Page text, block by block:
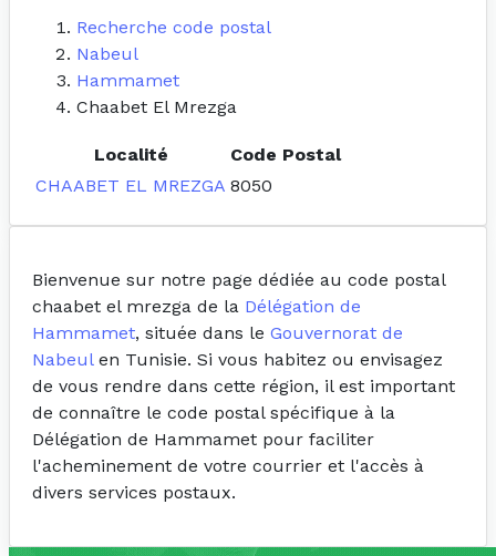
Recherche code postal
Nabeul
Hammamet
Chaabet El Mrezga
Localité
Code Postal
CHAABET EL MREZGA 8050
Bienvenue sur notre page dédiée au code postal
chaabet el mrezga de la Délégation de
Hammamet, située dans le Gouvernorat de
Nabeulen Tunisie. Si vous habitez ou envisagez
de vous rendre dans cette région, il est important
de connaître le code postal spécifique à la
Délégation de Hammamet pour faciliter
l'acheminement de votre courrier et l'accès à
divers services postaux.